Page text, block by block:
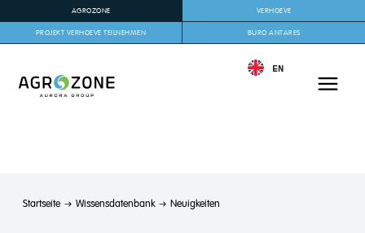
AGROZONE VERHOEVE
PROJEKT VERHOEVE TEILNEHMEN BURO ANTARES
EN
Startseite Wissensdatenbank Neuigkeiten